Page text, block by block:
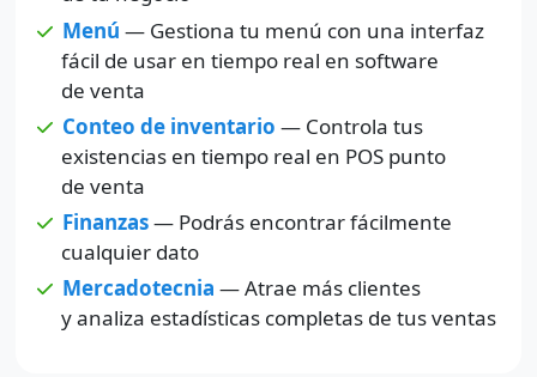
Menú — Gestiona tu menú con una interfaz
fácil de usar en tiempo real en software
de venta
Conteo de inventario — Controla tus
existencias en tiempo real en POS punto
de venta
Finanzas— Podrás encontrar fácilmente
cualquier dato
Mercadotecnia — Atrae más clientes
y analiza estadísticas completas de tus ventas